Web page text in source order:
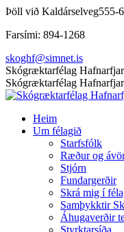
Skip
content
Þöll við Kaldárselveg555-
Farsími: 894-1268
skoghf@simnet.is
Facebook
page
opens
new
window
Skógræktarfélag
Skógræktarfélag
Heim
Um félagið
Starfsfólk
Ræður og
Stjórn
Fundargerðir
Skrá mig í
Samþykktir
Áhugaverðir
Styrktarsíða